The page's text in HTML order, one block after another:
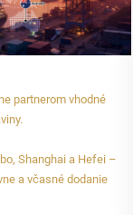
partnerom vhodné
Shanghai a Hefei –
a včasné dodanie